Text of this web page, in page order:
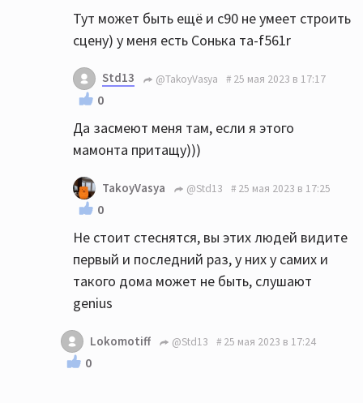
Тут может быть ещё и с90 не умеет строить
сцену) у меня есть Сонька та-f561r
Std13 @TakoyVasya 25 мая 2023 в 17:17
0
Да засмеют меня там, если я этого
мамонта притащу)))
TakoyVasya @Std13 25 мая 2023 в 17:25
0
Не стоит стеснятся, вы этих людей видите
первый и последний раз, у них у самих и
такого дома может не быть, слушают
genius
Lokomotiff @Std13 25 мая 2023 в 17:24
0